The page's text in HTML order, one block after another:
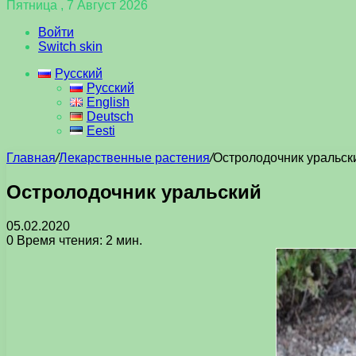
Пятница , 7 Август 2026
Войти
Switch skin
Русский
Русский
English
Deutsch
Eesti
Главная/Лекарственные растения/Остролодочник
Остролодочник уральский
05.02.2020
0 Время чтения: 2 мин.